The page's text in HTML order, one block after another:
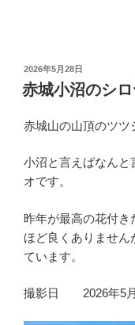
投
稿
日:
2026年5月28日
赤城小沼のシ
赤城山の山頂のツツ
小沼と言えばなんと
オです。
昨年が最高の花付
ほど良くありません
ています。
撮影日 2026年5